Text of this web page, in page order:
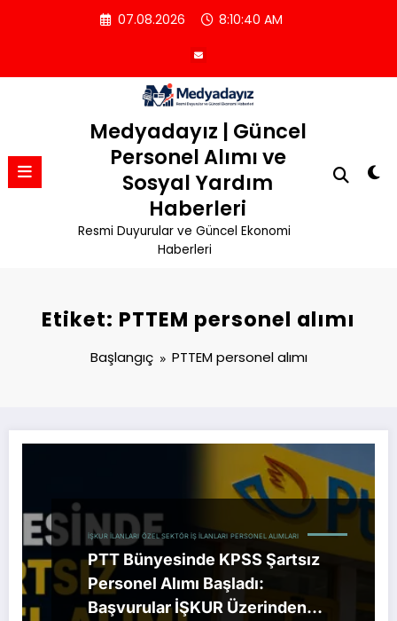
07.08.2026 8:10:40 AM
Medyadayız | Güncel
Personel Alımı ve
Sosyal Yardım
Haberleri
Resmi Duyurular ve Güncel Ekonomi
Haberleri
Etiket: PTTEM personel alımı
Başlangıç PTTEM personel alımı
İŞKUR İLANLARI ÖZEL SEKTÖR İŞ İLANLARI PERSONEL ALIMLARI
PTT Bünyesinde KPSS Şartsız
Personel Alımı Başladı:
Başvurular İŞKUR Üzerinden